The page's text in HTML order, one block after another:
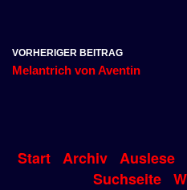
VORHERIGER BEITRAG
Melantrich von Aventin
Start Archiv Auslese
Suchseite